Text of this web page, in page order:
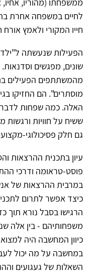
לחיים במשפחה אחרת
חייו המקורי ולאמץ
הפעילות שנעשתה
שונים, מפגשים
מהמשתתפים הפעילים
מוסתרים". הם החזיקו
האלה. כמה שפחות
ששיח על חוויות ורגשות
גם חלק פסיכולוגי-
עיון בתכנית ההרצאות
פוסט-טראומה ודרכי
במרבית ההרצאות של
כיצד אפשר לתרום
הרגישו בסבל נורא תוך
משפחותיהם - בין אלה
כיוון המחשבה היה
במחשבה על מה יכול
השאלות של געגועים